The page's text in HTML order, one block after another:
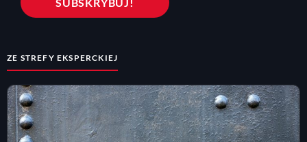
ZE STREFY EKSPERCKIEJ